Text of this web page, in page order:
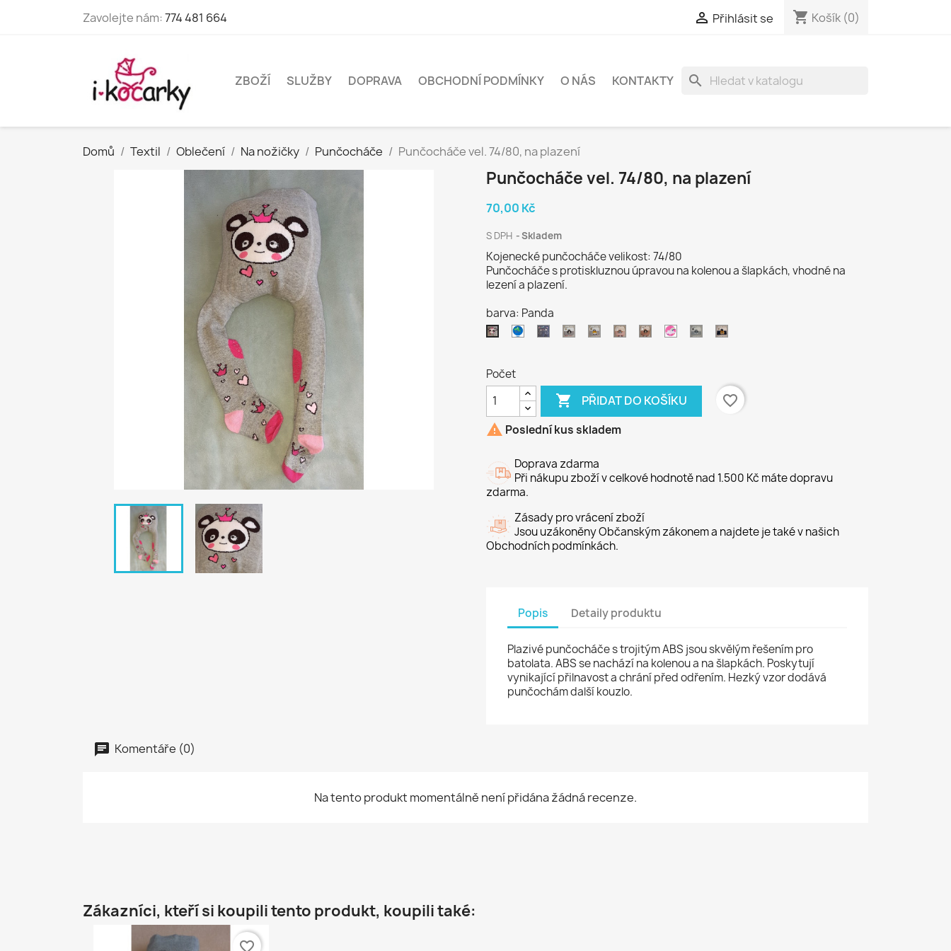
Zavolejte nám:774 481 664  Přihlásit se shopping_cart Košík (0)
ZBOŽÍ SLUŽBY DOPRAVA OBCHODNÍ PODMÍNKY O NÁS KONTAKTY search
Domů Textil Oblečení Na nožičky Punčocháče Punčocháče vel. 74/80, na plazení
Punčocháče vel. 74/80, na plazení
70,00 Kč
S DPH Skladem
Kojenecké punčocháče velikost: 74/80
Punčocháče s protiskluznou úpravou na kolenou a šlapkách, vhodné na
lezení a plazení.
barva: Panda
PandaRaptor kočka Kotě
ŽirafaMyškaKotěDuha
Počet
 PŘIDAT DO KOŠÍKU
favorite_border
 Poslední kus skladem
Doprava zdarma
Při nákupu zboží v celkové hodnotě nad 1.500 Kč máte dopravu
zdarma.
Zásady pro vrácení zboží
Jsou uzákoněny Občanským zákonem a najdete je také v našich
Obchodních podmínkách.
Popis Detaily produktu
Plazivé punčocháče s trojitým ABS jsou skvělým řešením pro
batolata. ABS se nachází na kolenou a na šlapkách. Poskytují
vynikající přilnavost a chrání před odřením. Hezký vzor dodává
punčochám další kouzlo.
Komentáře (0)
Na tento produkt momentálně není přidána žádná recenze.
Zákazníci, kteří si koupili tento produkt, koupili také:
favorite_border